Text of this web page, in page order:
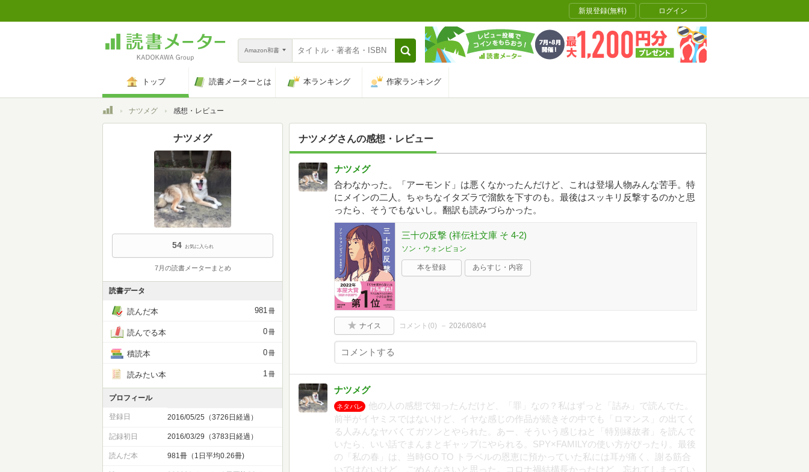
新規登録(無料) ログイン
Amazon和書
トップ 読書メーターとは 本ランキング 作家ランキング
トップナツメグ 感想・レビュー
ナツメグさんの感想・レビュー
ナツメグ
合わなかった。「アーモンド」は悪くなかったんだけど、これは登場人物みんな苦手。特
にメインの二人。ちゃちなイタズラで溜飲を下すのも。最後はスッキリ反撃するのかと思
ったら、そうでもないし。翻訳も読みづらかった。
三十の反撃 (祥伝社文庫 そ 4-2)
ソン・ウォンピョン
本を登録 あらすじ・内容
ナイス コメント(0) 2026/08/04
ナツメグ
ネタバレ
他の人の感想で知ったんだけど、「罪」なの？私はずっと「詰み」で読んでた。
前半がイヤミスではないけど、イヤな感じの作品が続きその中でも「ロマンス」の出てく
る人みんなヤバくてガツンとやられた。あー、そういう感じねと「特別縁故者」を読んで
いたら、いい話でまんまとギャップにやられる。SPY×FAMILYの使い方がぴったり。最後
の「私の春」は、当時GO TO トラベルの恩恵に預かっていた私には耳が痛く、謝る筋合
いではないけど、ごめんなさいと思った。コロナ禍結構長かったけど、忘れてしまってい
ナツメグ
54 お気に入られ
7月の読書メーターまとめ
読書データ
読んだ本 981冊
読んでる本 0冊
積読本 0冊
読みたい本 1冊
プロフィール
登録日 2016/05/25（3726日経過）
記録初日 2016/03/29（3783日経過）
読んだ本 981冊（1日平均0.26冊)